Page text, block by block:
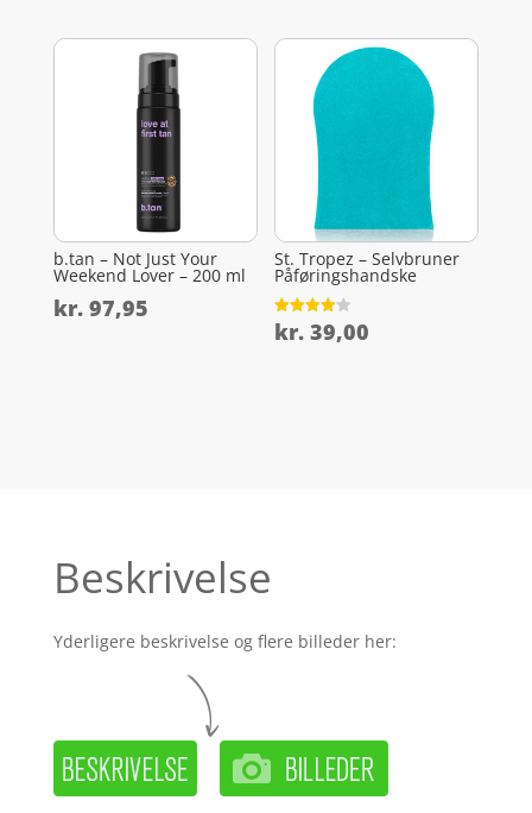
b.tan – Not Just Your
Weekend Lover – 200 ml
kr.97,95
St. Tropez – Selvbruner
Påføringshandske
Vurderet
4.1
kr. 39,00
Beskrivelse
Yderligere beskrivelse og flere billeder her: